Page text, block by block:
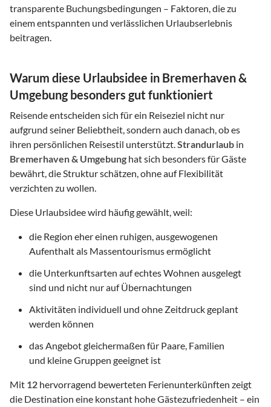
transparente Buchungsbedingungen – Faktoren, die zu
einem entspannten und verlässlichen Urlaubserlebnis
beitragen.
Warum diese Urlaubsidee in Bremerhaven &
Umgebung besonders gut funktioniert
Reisende entscheiden sich für ein Reiseziel nicht nur
aufgrund seiner Beliebtheit, sondern auch danach, ob es
ihren persönlichen Reisestil unterstützt. Strandurlaub in
Bremerhaven & Umgebung hat sich besonders für Gäste
bewährt, die Struktur schätzen, ohne auf Flexibilität
verzichten zu wollen.
Diese Urlaubsidee wird häufig gewählt, weil:
die Region eher einen ruhigen, ausgewogenen
Aufenthalt als Massentourismus ermöglicht
die Unterkunftsarten auf echtes Wohnen ausgelegt
sind und nicht nur auf Übernachtungen
Aktivitäten individuell und ohne Zeitdruck geplant
werden können
das Angebot gleichermaßen für Paare, Familien
und kleine Gruppen geeignet ist
Mit 12 hervorragend bewerteten Ferienunterkünften zeigt
die Destination eine konstant hohe Gästezufriedenheit – ein